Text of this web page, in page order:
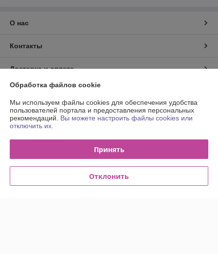
О нас
Контакты
Доставка и оплата
Полная версия сайта
Сайт создан на платформе Deal.by
Обработка файлов cookie
Мы используем файлы cookies для обеспечения удобства
пользователей портала и предоставления персональных
рекомендаций. Вы можете настроить файлы cookies или
отключить их.
Принять
Отклонить